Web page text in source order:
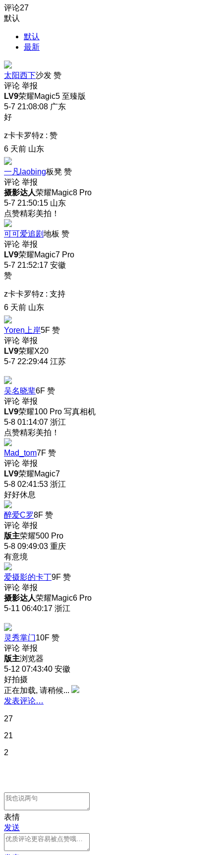
评论27
默认
默认
最新
太阳西下沙发 赞
评论 举报
LV9荣耀Magic5 至臻版
5-7 21:08:08 广东
好
z卡卡罗特z : 赞
6 天前 山东
一凡laobing板凳 赞
评论 举报
摄影达人荣耀Magic8 Pro
5-7 21:50:15 山东
点赞精彩美拍！
可可爱追剧地板 赞
评论 举报
LV9荣耀Magic7 Pro
5-7 21:52:17 安徽
赞
z卡卡罗特z : 支持
6 天前 山东
Yoren上岸5F 赞
评论 举报
LV9荣耀X20
5-7 22:29:44 江苏
吴名晓辈6F 赞
评论 举报
LV9荣耀100 Pro 写真相机
5-8 01:14:07 浙江
点赞精彩美拍！
Mad_tom7F 赞
评论 举报
LV9荣耀Magic7
5-8 02:41:53 浙江
好好休息
醉爱C罗8F 赞
评论 举报
版主荣耀500 Pro
5-8 09:49:03 重庆
有意境
爱摄影的卡丁9F 赞
评论 举报
摄影达人荣耀Magic6 Pro
5-11 06:40:17 浙江
灵秀掌门10F 赞
评论 举报
版主浏览器
5-12 07:43:40 安徽
好拍摄
正在加载, 请稍候...
发表评论…
27
21
2
表情
发送